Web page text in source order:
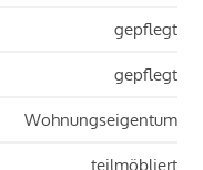
gepflegt
gepflegt
Wohnungseigentum
teilmöbliert